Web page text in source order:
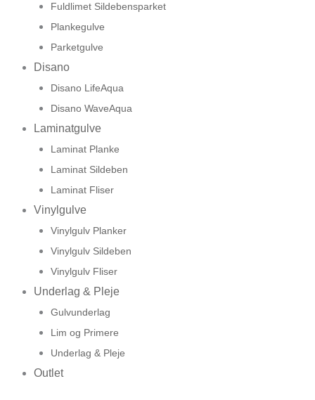
Fuldlimet Sildebensparket
Plankegulve
Parketgulve
Disano
Disano LifeAqua
Disano WaveAqua
Laminatgulve
Laminat Planke
Laminat Sildeben
Laminat Fliser
Vinylgulve
Vinylgulv Planker
Vinylgulv Sildeben
Vinylgulv Fliser
Underlag & Pleje
Gulvunderlag
Lim og Primere
Underlag & Pleje
Outlet